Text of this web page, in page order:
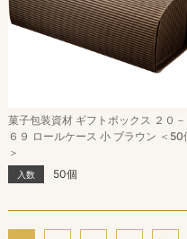
菓子包装資材 ギフトボックス ２０－
６９ ロールケース 小 ブラウン ＜50
＞
入数 50個